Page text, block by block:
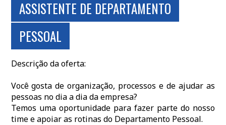
ASSISTENTE DE DEPARTAMENTO
PESSOAL
Descrição da oferta:
Você gosta de organização, processos e de ajudar as
pessoas no dia a dia da empresa?
Temos uma oportunidade para fazer parte do nosso
time e apoiar as rotinas do Departamento Pessoal.